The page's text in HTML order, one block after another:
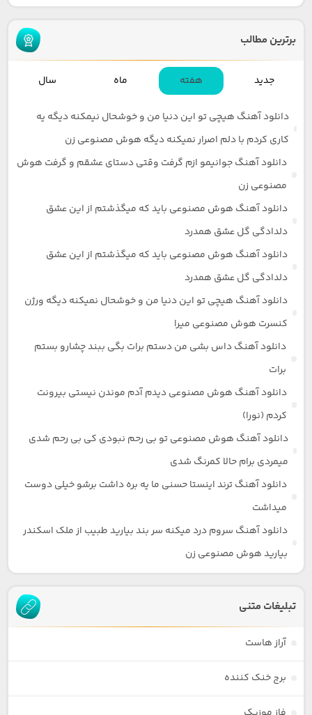
برترین مطالب
جدید هفته ماه سال
دانلود آهنگ هیچی تو این دنیا من و خوشحال نیمکنه دیگه یه
کاری کردم با دلم اصرار نمیکنه دیگه هوش مصنوعی زن
دانلود آهنگ جوانیمو ازم گرفت وقتی دستای عشقم و گرفت هوش
مصنوعی زن
دانلود آهنگ هوش مصنوعی باید که میگذشتم از این عشق
دلدادگی گل عشق همدرد
دانلود آهنگ هوش مصنوعی باید که میگذشتم از این عشق
دلدادگی گل عشق همدرد
دانلود آهنگ هیچی تو این دنیا من و خوشحال نمیکنه دیگه ورژن
کنسرت هوش مصنوعی میرا
دانلود آهنگ داس بشی من دستم برات بگی ببند چشارو بستم
برات
دانلود آهنگ هوش مصنوعی دیدم آدم موندن نیستی بیرونت
کردم (نورا)
دانلود آهنگ هوش مصنوعی تو بی رحم نبودی کی بی رحم شدی
میمردی برام حالا کمرنگ شدی
دانلود آهنگ ترند اینستا حسنی ما یه بره داشت برشو خیلی دوست
میداشت
دانلود آهنگ سروم درد میکنه سر بند بیارید طبیب از ملک اسکندر
بیارید هوش مصنوعی زن
تبلیغات متنی
آراز هاست
برج خنک کننده